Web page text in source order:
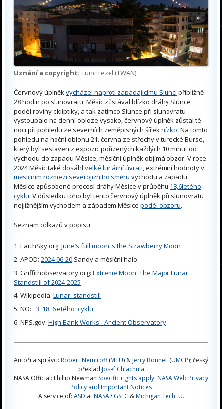
Uznání a copyright: Tunc Tezel (TWAN)
Červnový úplněkvycházel naproti zapadajícímu Slunci přibližně
28 hodin po slunovratu. Měsíc zůstával blízko dráhy Slunce
podél roviny ekliptiky, a tak zatímco Slunce při slunovratu
vystoupalo na denní obloze vysoko, červnový úplněk zůstal té
noci při pohledu ze severních zeměpisných šířeknízko. Na tomto
pohledu na noční oblohu 21. června ze střechy v turecké Burse,
který byl sestaven z expozic pořízených každých 10 minut od
východu do západu Měsíce, měsíční úplněk objímá obzor. V roce
2024 Měsíc také dosáhl velké lunární úvrati, extrémní hodnoty v
měsíčním rozmezí severojižního směru východu a západu
Měsíce způsobené precesí dráhy Měsíce v průběhu 18,6letého
cyklu. V důsledku toho byl tento červnový úplněk při slunovratu
nejjižnějším východem a západem Měsíce podél obzoru.
Seznam odkazů v popisu
EarthSky.org: June’s full moon is the Strawberry Moon
APOD: 2024-06-20 Sandy a měsíční halo
Griffithobservatory.org: Extreme Moon: The Major Lunar
Standstill of 2024-2025
Wikipedia: Lunar_standstill
NO: _3_18_6letého_cyklu_
NPS.gov: High Bank Works - Ancient Observatory
Autoři a správci: Robert Nemiroff(MTU) &Jerry Bonnell (UMCP); český
překlad Josef Chlachula
NASA Official: Phillip Newman Specific rights apply. NASA Web Privacy
Policy and Important Notices
A service of: ASD atNASA/ GSFC &Michigan Tech. U.